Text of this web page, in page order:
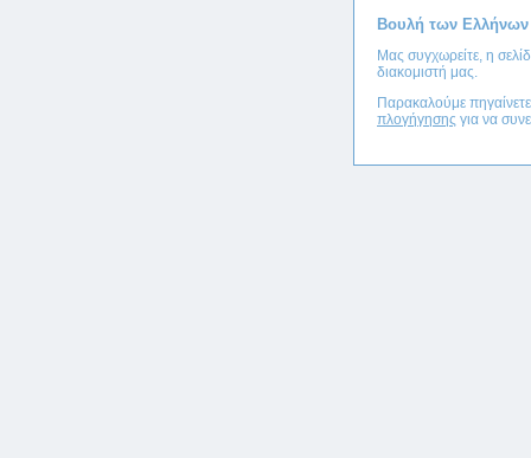
Βουλή των Ελλήνων
Μας συγχωρείτε, η
διακομιστή μας.
Παρακαλούμε
πλογήγησης για να